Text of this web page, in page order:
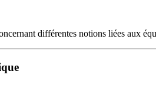
différentes notions liées aux